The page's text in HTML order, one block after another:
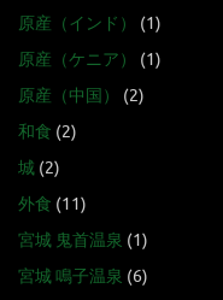
原産（インド）
(1)
原産（ケニア）
(1)
原産（中国）
(2)
和食 (2)
城 (2)
外食 (11)
宮城 鬼首温泉 (1)
宮城 鳴子温泉 (6)